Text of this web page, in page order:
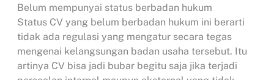
Belum mempunyai status berbadan hukum
Status CV yang belum berbadan hukum ini berarti
tidak ada regulasi yang mengatur secara tegas
mengenai kelangsungan badan usaha tersebut. Itu
artinya CV bisa jadi bubar begitu saja jika terjadi